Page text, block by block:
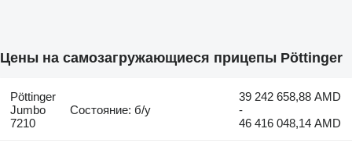
Цены на самозагружающиеся прицепы Pöttinger
Pöttinger
Jumbo
7210
Состояние: б/у
39 242 658,88 AMD
-
46 416 048,14 AMD